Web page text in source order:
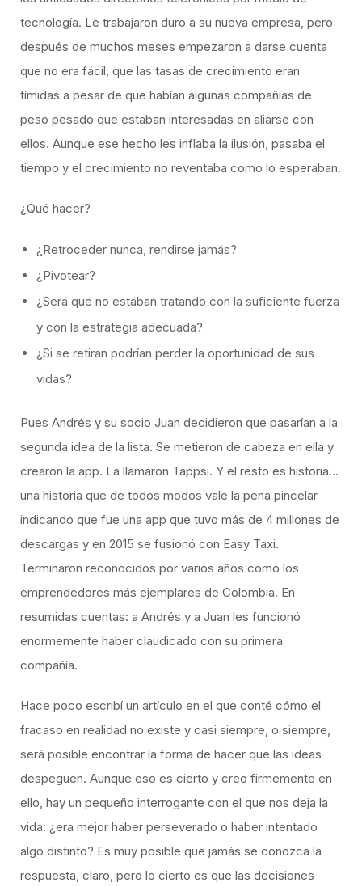
tecnología. Le trabajaron duro a su nueva empresa, pero
después de muchos meses empezaron a darse cuenta
que no era fácil, que las tasas de crecimiento eran
tímidas a pesar de que habían algunas compañías de
peso pesado que estaban interesadas en aliarse con
ellos. Aunque ese hecho les inflaba la ilusión, pasaba el
tiempo y el crecimiento no reventaba como lo esperaban.
¿Qué hacer?
¿Retroceder nunca, rendirse jamás?
¿Pivotear?
¿Será que no estaban tratando con la suficiente fuerza
y con la estrategia adecuada?
¿Si se retiran podrían perder la oportunidad de sus
vidas?
Pues Andrés y su socio Juan decidieron que pasarían a la
segunda idea de la lista. Se metieron de cabeza en ella y
crearon la app. La llamaron Tappsi. Y el resto es historia…
una historia que de todos modos vale la pena pincelar
indicando que fue una app que tuvo más de 4 millones de
descargas y en 2015 se fusionó con Easy Taxi.
Terminaron reconocidos por varios años como los
emprendedores más ejemplares de Colombia. En
resumidas cuentas: a Andrés y a Juan les funcionó
enormemente haber claudicado con su primera
compañía.
Hace poco escribí un artículo en el que conté cómo el
fracaso en realidad no existe y casi siempre, o siempre,
será posible encontrar la forma de hacer que las ideas
despeguen. Aunque eso es cierto y creo firmemente en
ello, hay un pequeño interrogante con el que nos deja la
vida: ¿era mejor haber perseverado o haber intentado
algo distinto? Es muy posible que jamás se conozca la
respuesta, claro, pero lo cierto es que las decisiones